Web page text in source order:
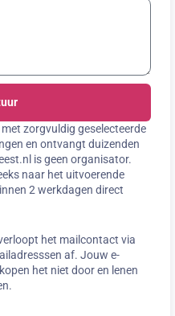
zorgvuldig geselecteerde
en ontvangt duizenden
is geen organisator.
naar het uitvoerende
2 werkdagen direct
het mailcontact via
af. Jouw e-
het niet door en lenen